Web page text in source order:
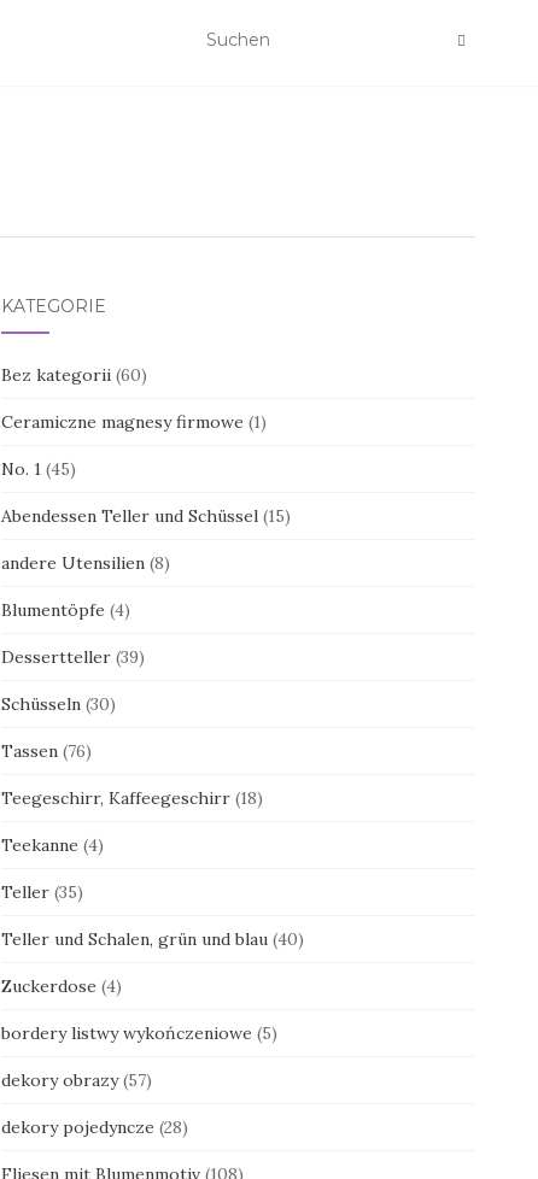
KATEGORIE
Bez kategorii (60)
Ceramiczne magnesy firmowe (1)
No. 1 (45)
Abendessen Teller und Schüssel (15)
andere Utensilien (8)
Blumentöpfe (4)
Dessertteller (39)
Schüsseln (30)
Tassen (76)
Teegeschirr, Kaffeegeschirr (18)
Teekanne (4)
Teller (35)
Teller und Schalen, grün und blau (40)
Zuckerdose (4)
bordery listwy wykończeniowe (5)
dekory obrazy (57)
dekory pojedyncze (28)
Fliesen mit Blumenmotiv (108)